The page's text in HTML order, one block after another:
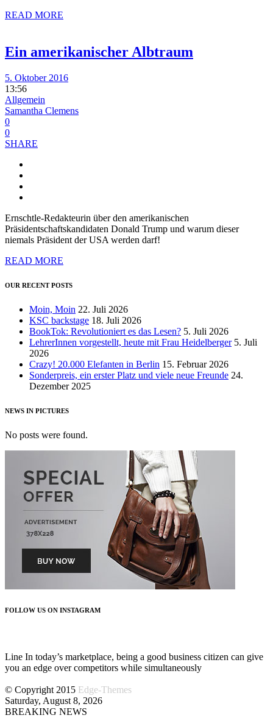
READ MORE
Ein amerikanischer Albtraum
5. Oktober 2016
13:56
Allgemein
Samantha Clemens
0
0
SHARE
Ernschtle-Redakteurin über den amerikanischen
Präsidentschaftskandidaten Donald Trump und warum dieser
niemals Präsident der USA werden darf!
READ MORE
OUR RECENT POSTS
Moin, Moin 22. Juli 2026
KSC backstage 18. Juli 2026
BookTok: Revolutioniert es das Lesen? 5. Juli 2026
LehrerInnen vorgestellt, heute mit Frau Heidelberger 5. Juli
2026
Crazy! 20.000 Elefanten in Berlin 15. Februar 2026
Sonderpreis, ein erster Platz und viele neue Freunde 24.
Dezember 2025
NEWS IN PICTURES
No posts were found.
FOLLOW US ON INSTAGRAM
Line In today’s marketplace, being a good business citizen can give
you an edge over competitors while simultaneously
© Copyright 2015 Edge-Themes
Saturday, August 8, 2026
BREAKING NEWS